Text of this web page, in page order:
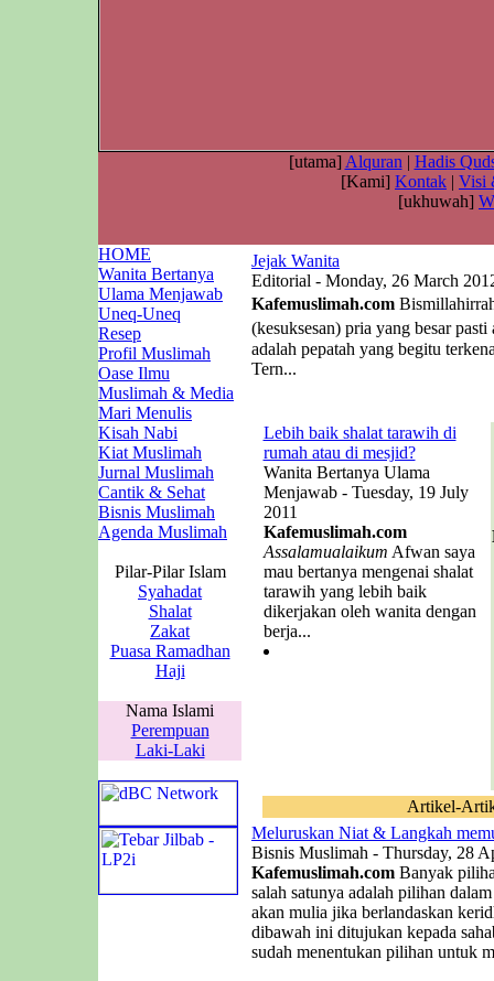
[utama] Alquran | Hadis
[Kami] Kontak | Visi
[ukhuwah]
HOME
Wanita Bertanya
Ulama Menjawab
Uneq-Uneq
Resep
Profil Muslimah
Oase Ilmu
Muslimah & Media
Mari Menulis
Kisah Nabi
Kiat Muslimah
Jurnal Muslimah
Cantik & Sehat
Bisnis Muslimah
Agenda Muslimah
Pilar-Pilar Islam
Syahadat
Shalat
Zakat
Puasa Ramadhan
Haji
Nama Islami
Perempuan
Laki-Laki
Jejak Wanita
Editorial - Monday, 26 March
Kafemuslimah.com
(kesuksesan) pria yang besar
adalah pepatah yang begitu
Tern...
Lebih baik shalat tarawih di
rumah atau di mesjid?
Wanita Bertanya Ulama
Menjawab - Tuesday, 19 July
2011
Kafemuslimah.com
Assalamualaikum Afwan saya
mau bertanya mengenai shalat
tarawih yang lebih baik
dikerjakan oleh wanita dengan
berja...
Artikel-
Meluruskan Niat & Langkah
Bisnis Muslimah - Thursday, 28
Kafemuslimah.com Banyak
salah satunya adalah pilihan
akan mulia jika berlandaskan
dibawah ini ditujukan kepada
sudah menentukan pilihan untuk